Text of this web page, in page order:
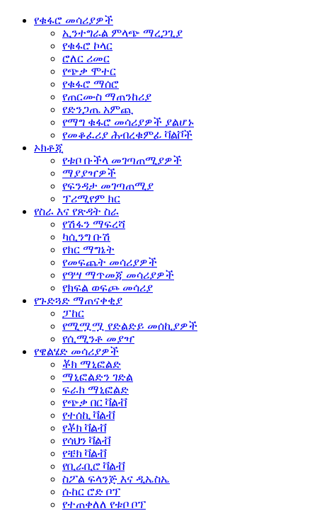
የቁፋሮ መሳሪያዎች
ኢንተግራል ምላጭ ማረጋጊያ
የቁፋሮ ኮላር
ሮለር ሪመር
የጭቃ ሞተር
የቁፋሮ ማሰሮ
የጠርሙስ ማጠንከሪያ
የድንጋጤ አምጪ
የማግ ቁፋሮ መሳሪያዎች ያልሆኑ
የመቆፈሪያ ሕብረቁምፊ ቫልቮች
ኦክቶጂ
የቱቦ ቡችላ መገጣጠሚያዎች
ማያያዣዎች
የፍንዳታ መገጣጠሚያ
ፕሪሚየም ክር
የስራ እና የጽዳት ስራ
የሽፋን ማፍረሻ
ካሲንግ ቡሽ
የክር ማግኔት
የመፍጨት መሳሪያዎች
የዓሣ ማጥመጃ መሳሪያዎች
የክፍል ወፍጮ መሳሪያ
የጉድጓድ ማጠናቀቂያ
ፓከር
የሚሟሟ የድልድይ መሰኪያዎች
የሲሚንቶ መያዣ
የዌልሄድ መሳሪያዎች
ቾክ ማኒፎልድ
ማኒፎልድን ገድል
ፍራክ ማኒፎልድ
የጭቃ በር ቫልቭ
የተሰኪ ቫልቭ
የቾክ ቫልቭ
የሳህን ቫልቭ
የቼክ ቫልቭ
የቢራቢሮ ቫልቭ
ስፖል ፍላንጅ እና ዲኤስኤ
ሱከር ሮድ ቦፕ
የተጠቀለለ የቱቦ ቦፕ